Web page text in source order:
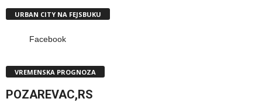
URBAN CITY NA FEJSBUKU
Facebook
VREMENSKA PROGNOZA
POZAREVAC,RS